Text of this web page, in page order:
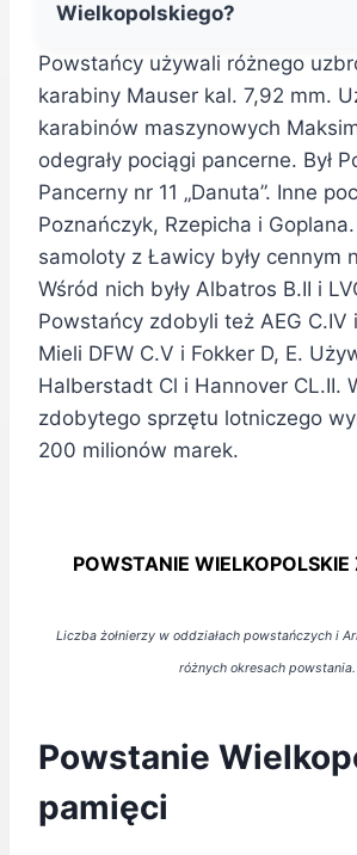
Wielkopolskiego?
Powstańcy używali różnego
karabiny Mauser kal. 7,92 mm.
karabinów maszynowych
odegrały pociągi pancerne. Był
Pancerny nr 11 „Danuta”. Inne
Poznańczyk, Rzepicha i
samoloty z Ławicy były cennym
Wśród nich były Albatros B.II i
Powstańcy zdobyli też AEG C.IV
Mieli DFW C.V i Fokker D, E.
Halberstadt Cl i Hannover CL.II.
zdobytego sprzętu lotniczego
200 milionów marek.
POWSTANIE WIELKOPOLSKIE
Liczba żołnierzy w oddziałach powstańczych i
różnych okresach powstania.
Powstanie
pamięci